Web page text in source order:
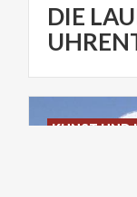
DIE
KUNST UND